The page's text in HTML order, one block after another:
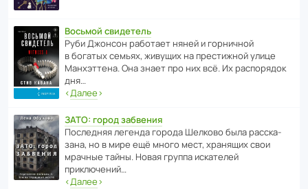
Восьмой свидетель
Руби Джонсон рабо­тает няней и горни­чной
в богатых семьях, живущих на прес­ти­жной улице
Манх­эт­тена. Она знает про них всё. Их распо­рядок
дня…
‹Далее›
ЗАТО: город забвения
После­дняя легенда города Шелково была расска­
зана, но в мире ещё много мест, хранящих свои
мрачные тайны. Новая группа иска­телей
приключений…
‹Далее›